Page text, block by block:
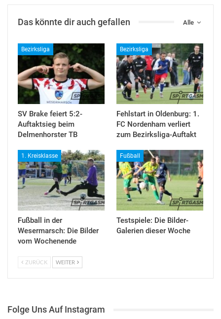
Alle
Das könnte dir auch gefallen
Bezirksliga
SV Brake feiert 5:2-
Auftaktsieg beim
Delmenhorster TB
Bezirksliga
Fehlstart in Oldenburg: 1.
FC Nordenham verliert
zum Bezirksliga-Auftakt
1. Kreisklasse
Fußball in der
Wesermarsch: Die Bilder
vom Wochenende
Fußball
Testspiele: Die Bilder-
Galerien dieser Woche
ZURÜCK WEITER
Folge Uns Auf Instagram